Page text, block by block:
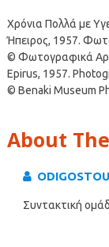
Χρόνια Πολλά με
Ήπειρος, 1957.
© Φωτογραφικά
Epirus, 1957.
© Benaki Museum
About
Συντακτική